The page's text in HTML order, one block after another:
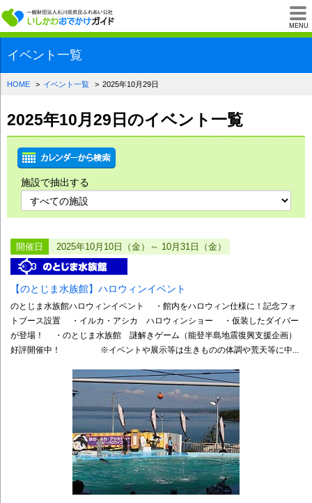
MENU
一般財団法人石川
イベント一覧
HOME イベント一覧 2025年10月29日
2025年10月29日のイベント一覧
施設で抽出する
開催日 2025年10月10日（金）～ 10月31日（金）
【のとじま水族館】ハロウィンイベント
のとじま水族館ハロウィンイベント ・館内をハロウィン仕様に！記念フォ
トブース設置 ・イルカ・アシカ ハロウィンショー ・仮装したダイバー
が登場！ ・のとじま水族館 謎解きゲーム（能登半島地震復興支援企画）
好評開催中！ ※イベントや展示等は生きものの体調や荒天等に中...